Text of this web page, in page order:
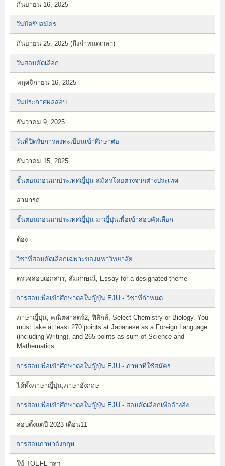
กันยายน 16, 2025
วันปิดรับสมัคร
กันยายน 25, 2025 (ถึงกำหนดเวลา)
วันสอบคัดเลือก
พฤศจิกายน 16, 2025
วันประกาศผลสอบ
ธันวาคม 9, 2025
วันที่ปิดรับการลงทะเบียนเข้าศึกษาต่อ
ธันวาคม 15, 2025
ขั้นตอนก่อนมาประเทศญี่ปุ่น-สมัครโดยตรงจากต่างประเทศ
สามารถ
ขั้นตอนก่อนมาประเทศญี่ปุ่น-มาญี่ปุ่นเพื่อเข้าสอบคัดเลือก
ต้อง
วิชาที่สอบคัดเลือกเฉพาะของมหาวิทยาลัย
ตรวจสอบเอกสาร, สัมภาษณ์, Essay for a designated theme
การสอบเพื่อเข้าศึกษาต่อในญี่ปุ่น EJU - วิชาที่กำหนด
ภาษาญี่ปุ่น, คณิตศาสตร์2, ฟิสิกส์, Select Chemistry or Biology. You
must take at least 270 points at Japanese as a Foreign Language
(including Writing), and 265 points as sum of Science and
Mathematics.
การสอบเพื่อเข้าศึกษาต่อในญี่ปุ่น EJU - ภาษาที่ใช้สมัคร
ได้ทั้งภาษาญี่ปุ่น,ภาษาอังกฤษ
การสอบเพื่อเข้าศึกษาต่อในญี่ปุ่น EJU - สอบคัดเลือกเพื่ออ้างอิง
สอบตั้งแต่ปี 2023 เดือน11
การสอบภาษาอังกฤษ
ใช้ TOEFL ฯลฯ